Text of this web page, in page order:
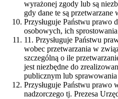
wyrażonej zgody lub są
gdy dane te są przetwarzane
Przysługuje Państwu prawo
osobowych, ich
11. Przysługuje Państwu
wobec przetwarzania w
szczególną o ile
jest niezbędne do
publicznym lub
Przysługuje Państwu prawo
nadzorczego tj. Prezesa